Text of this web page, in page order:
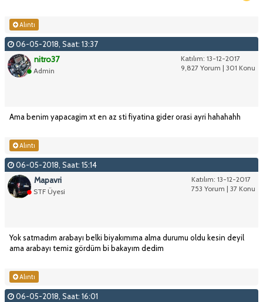
Alıntı
06-05-2018, Saat: 13:37
Katılım: 13-12-2017
9,827 Yorum | 301 Konu
nitro37
Admin
Ama benim yapacagim xt en az sti fiyatina gider orasi ayri hahahahh
Alıntı
06-05-2018, Saat: 15:14
Katılım: 13-12-2017
753 Yorum | 37 Konu
Mapavri
STF Üyesi
Yok satmadım arabayı belki biyakımıma alma durumu oldu kesin deyil
ama arabayı temiz gördüm bi bakayım dedim
Alıntı
06-05-2018, Saat: 16:01